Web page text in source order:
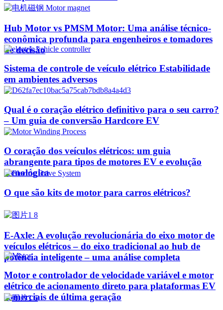
Hub Motor vs PMSM Motor: Uma análise técnico-
econômica profunda para engenheiros e tomadores
de decisão
Sistema de controle de veículo elétrico Estabilidade
em ambientes adversos
Qual é o coração elétrico definitivo para o seu carro?
– Um guia de conversão Hardcore EV
O coração dos veículos elétricos: um guia
abrangente para tipos de motores EV e evolução
tecnológica
O que são kits de motor para carros elétricos?
E-Axle: A evolução revolucionária do eixo motor de
veículos elétricos – do eixo tradicional ao hub de
potência inteligente – uma análise completa
Motor e controlador de velocidade variável e motor
elétrico de acionamento direto para plataformas EV
comerciais de última geração